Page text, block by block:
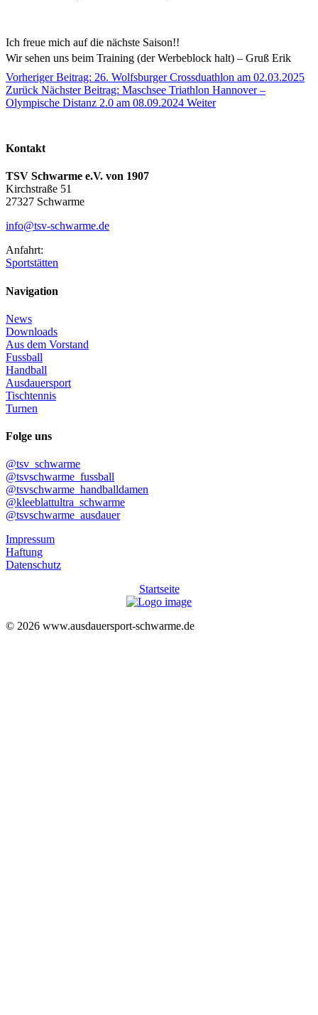
Ich freue mich auf die nächste Saison!!
Wir sehen uns beim Training (der Werbeblock halt) – Gruß Erik
Vorheriger Beitrag: 26. Wolfsburger Crossduathlon am 02.03.2025
Zurück Nächster Beitrag: Maschsee Triathlon Hannover –
Olympische Distanz 2.0 am 08.09.2024 Weiter
Kontakt
TSV Schwarme e.V. von 1907
Kirchstraße 51
27327 Schwarme
info@tsv-schwarme.de
Anfahrt:
Sportstätten
Navigation
News
Downloads
Aus dem Vorstand
Fussball
Handball
Ausdauersport
Tischtennis
Turnen
Folge uns
@tsv_schwarme
@tsvschwarme_fussball
@tsvschwarme_handballdamen
@kleeblattultra_schwarme
@tsvschwarme_ausdauer
Impressum
Haftung
Datenschutz
Startseite
© 2026 www.ausdauersport-schwarme.de